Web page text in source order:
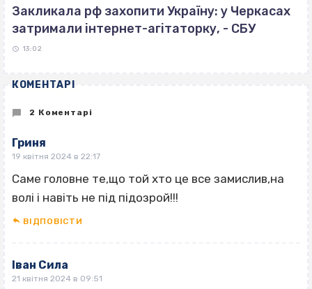
Закликала рф захопити Україну: у Черкасах
затримали інтернет-агітаторку, - СБУ
13:02
КОМЕНТАРІ
2 Коментарі
Гриня
19 квітня 2024 в 22:17
Саме головне те,що той хто це все замислив,на
волі і навіть не під підозрой!!!
ВІДПОВІCТИ
Іван Сила
21 квітня 2024 в 09:51